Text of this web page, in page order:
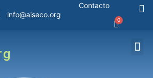
info@aiseco.org
Contacto